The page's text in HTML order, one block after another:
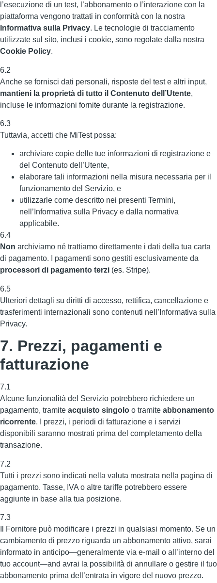
l’esecuzione di un test, l’abbonamento o l’interazione con la
piattaforma vengono trattati in conformità con la nostra
Informativa sulla Privacy. Le tecnologie di tracciamento
utilizzate sul sito, inclusi i cookie, sono regolate dalla nostra
Cookie Policy.
6.2
Anche se fornisci dati personali, risposte del test e altri input,
mantieni la proprietà di tutto il Contenuto dell’Utente,
incluse le informazioni fornite durante la registrazione.
6.3
Tuttavia, accetti che MiTest possa:
archiviare copie delle tue informazioni di registrazione e
del Contenuto dell’Utente,
elaborare tali informazioni nella misura necessaria per il
funzionamento del Servizio, e
utilizzarle come descritto nei presenti Termini,
nell’Informativa sulla Privacy e dalla normativa
applicabile.
6.4
Non archiviamo né trattiamo direttamente i dati della tua carta
di pagamento. I pagamenti sono gestiti esclusivamente da
processori di pagamento terzi (es. Stripe).
6.5
Ulteriori dettagli su diritti di accesso, rettifica, cancellazione e
trasferimenti internazionali sono contenuti nell’Informativa sulla
Privacy.
7. Prezzi, pagamenti e
fatturazione
7.1
Alcune funzionalità del Servizio potrebbero richiedere un
pagamento, tramite acquisto singolo o tramite abbonamento
ricorrente. I prezzi, i periodi di fatturazione e i servizi
disponibili saranno mostrati prima del completamento della
transazione.
7.2
Tutti i prezzi sono indicati nella valuta mostrata nella pagina di
pagamento. Tasse, IVA o altre tariffe potrebbero essere
aggiunte in base alla tua posizione.
7.3
Il Fornitore può modificare i prezzi in qualsiasi momento. Se un
cambiamento di prezzo riguarda un abbonamento attivo, sarai
informato in anticipo—generalmente via e-mail o all’interno del
tuo account—and avrai la possibilità di annullare o gestire il tuo
abbonamento prima dell’entrata in vigore del nuovo prezzo.